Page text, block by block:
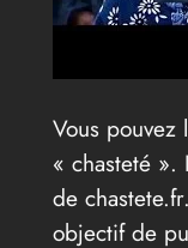
Vous
« chasteté
de
objectif de